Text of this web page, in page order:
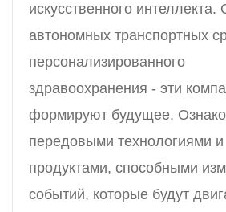
искусственного интеллекта.
автономных транспортных
персонализированного
здравоохранения - эти
формируют будущее.
передовыми технологиями и
продуктами, способными
событий, которые будут